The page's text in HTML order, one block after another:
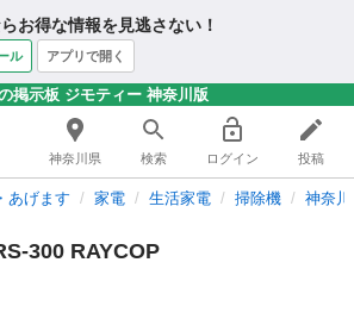
お得な情報を見逃さない！
ル アプリで開く
掲示板 ジモティー 神奈川版
神奈川県 検索 ログイン 投稿
あげます 家電 生活家電 掃除機 神奈
300 RAYCOP